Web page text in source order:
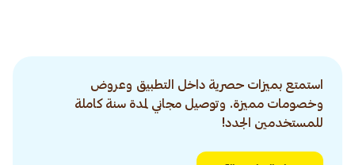
استمتع بميزات حصرية داخل التطبيق وعروض
وخصومات مميزة. وتوصيل مجاني لمدة سنة كاملة
للمستخدمين الجدد!